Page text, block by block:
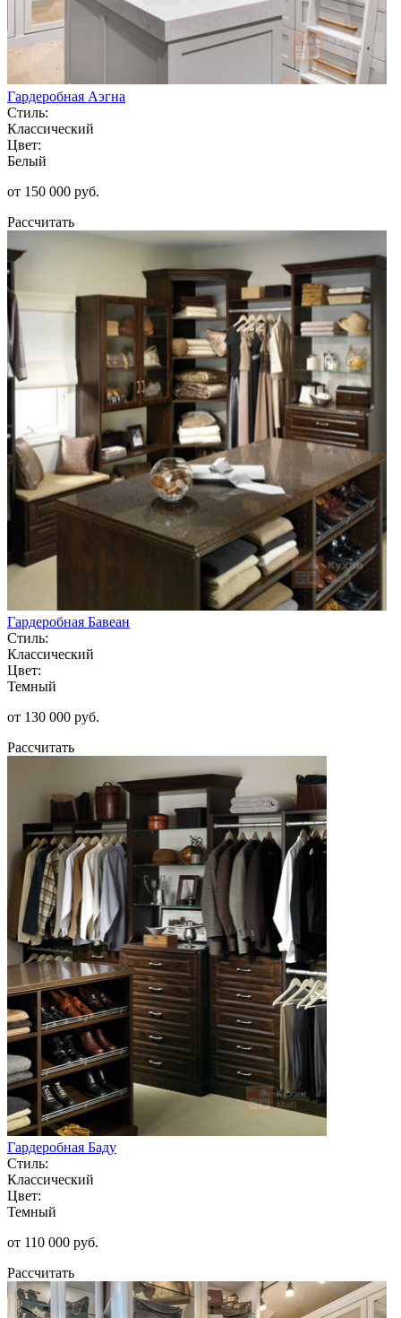
Гардеробная Аэгна
Стиль:
Классический
Цвет:
Белый
от 150 000 руб.
Рассчитать
Гардеробная Бавеан
Стиль:
Классический
Цвет:
Темный
от 130 000 руб.
Рассчитать
Гардеробная Баду
Стиль:
Классический
Цвет:
Темный
от 110 000 руб.
Рассчитать